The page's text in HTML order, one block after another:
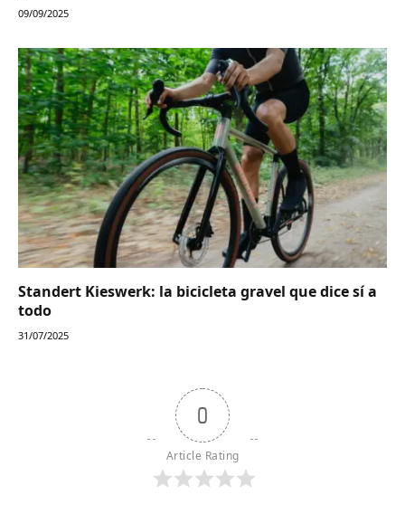
09/09/2025
Standert Kieswerk: la bicicleta gravel que dice sí a
todo
31/07/2025
0
Article Rating